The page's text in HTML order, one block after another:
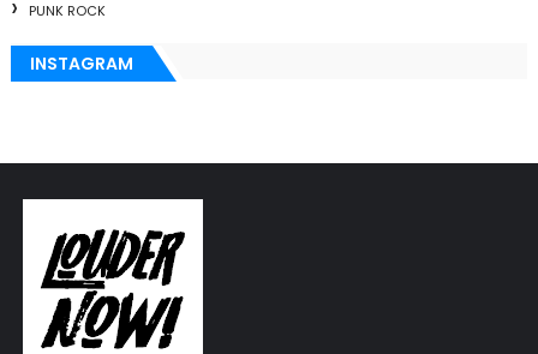
PUNK ROCK
INSTAGRAM